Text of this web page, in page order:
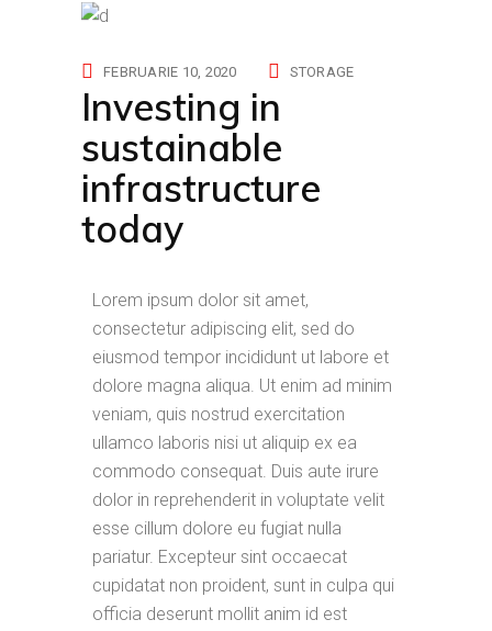
FEBRUARIE 10, 2020 STORAGE
Investing in
sustainable
infrastructure
today
Lorem ipsum dolor sit amet,
consectetur adipiscing elit, sed do
eiusmod tempor incididunt ut labore et
dolore magna aliqua. Ut enim ad minim
veniam, quis nostrud exercitation
ullamco laboris nisi ut aliquip ex ea
commodo consequat. Duis aute irure
dolor in reprehenderit in voluptate velit
esse cillum dolore eu fugiat nulla
pariatur. Excepteur sint occaecat
cupidatat non proident, sunt in culpa qui
officia deserunt mollit anim id est